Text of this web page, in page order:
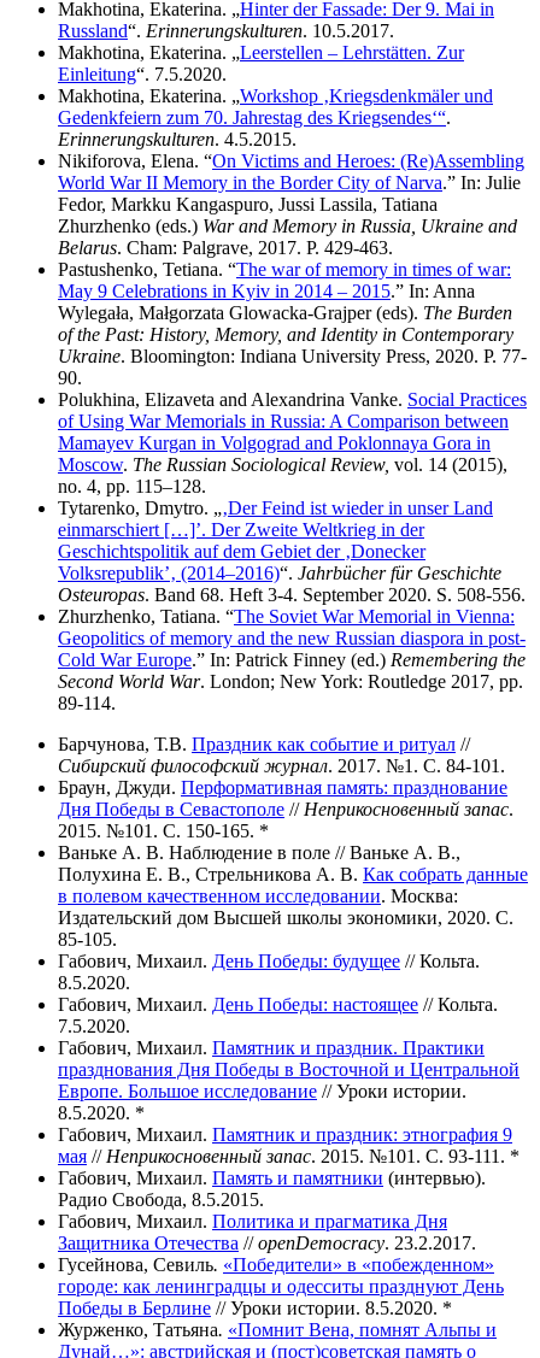
Makhotina, Ekaterina. „Hinter der Fassade: Der 9. Mai in
Russland“. Erinnerungskulturen. 10.5.2017.
Makhotina, Ekaterina. „Leerstellen – Lehrstätten. Zur
Einleitung“. 7.5.2020.
Makhotina, Ekaterina. „Workshop ‚Kriegsdenkmäler und
Gedenkfeiern zum 70. Jahrestag des Kriegsendes‘“.
Erinnerungskulturen. 4.5.2015.
Nikiforova, Elena. “On Victims and Heroes: (Re)Assembling
World War II Memory in the Border City of Narva.” In: Julie
Fedor, Markku Kangaspuro, Jussi Lassila, Tatiana
Zhurzhenko (eds.) War and Memory in Russia, Ukraine and
Belarus. Cham: Palgrave, 2017. P. 429-463.
Pastushenko, Tetiana. “The war of memory in times of war:
May 9 Celebrations in Kyiv in 2014 – 2015.” In: Anna
Wylegała, Małgorzata Glowacka-Grajper (eds). The Burden
of the Past: History, Memory, and Identity in Contemporary
Ukraine. Bloomington: Indiana University Press, 2020. P. 77-
90.
Polukhina, Elizaveta and Alexandrina Vanke. Social Practices
of Using War Memorials in Russia: A Comparison between
Mamayev Kurgan in Volgograd and Poklonnaya Gora in
Moscow. The Russian Sociological Review, vol. 14 (2015),
no. 4, pp. 115–128.
Tytarenko, Dmytro. „‚Der Feind ist wieder in unser Land
einmarschiert […]’. Der Zweite Weltkrieg in der
Geschichtspolitik auf dem Gebiet der ‚Donecker
Volksrepublik’‚ (2014–2016)“. Jahrbücher für Geschichte
Osteuropas. Band 68. Heft 3-4. September 2020. S. 508-556.
Zhurzhenko, Tatiana. “The Soviet War Memorial in Vienna:
Geopolitics of memory and the new Russian diaspora in post-
Cold War Europe.” In: Patrick Finney (ed.) Remembering the
Second World War. London; New York: Routledge 2017, pp.
89-114.
Барчунова, Т.В. Праздник как событие и ритуал //
Сибирский философский журнал. 2017. №1. С. 84-101.
Браун, Джуди. Перформативная память: празднование
Дня Победы в Севастополе //Неприкосновенный запас.
2015. №101. С. 150-165. *
Ваньке А. В. Наблюдение в поле // Ваньке А. В.,
Полухина Е. В., Стрельникова А. В. Как собрать данные
в полевом качественном исследовании. Москва:
Издательский дом Высшей школы экономики, 2020. C.
85-105.
Габович, Михаил. День Победы: будущее // Кольта.
8.5.2020.
Габович, Михаил. День Победы: настоящее // Кольта.
7.5.2020.
Габович, Михаил. Памятник и праздник. Практики
празднования Дня Победы в Восточной и Центральной
Европе. Большое исследование // Уроки истории.
8.5.2020. *
Габович, Михаил. Памятник и праздник: этнография 9
мая //Неприкосновенный запас. 2015. №101. С. 93-111. *
Габович, Михаил. Память и памятники (интервью).
Радио Свобода, 8.5.2015.
Габович, Михаил. Политика и прагматика Дня
Защитника Отечества //openDemocracy. 23.2.2017.
Гусейнова, Севиль. «Победители» в «побежденном»
городе: как ленинградцы и одесситы празднуют День
Победы в Берлине // Уроки истории. 8.5.2020. *
Журженко, Татьяна. «Помнит Вена, помнят Альпы и
Дунай…»: австрийская и (пост)советская память о